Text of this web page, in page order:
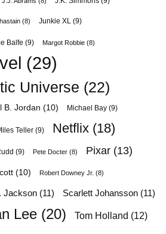
(8) Junkie XL (9)
Balfe (9) Margot Robbie (8)
(29)
Universe (22)
B. Jordan (10) Michael Bay (9)
Teller (9) Netflix (18)
(9) Pete Docter (8) Pixar (13)
(10) Robert Downey Jr. (8)
Jackson (11) Scarlett Johansson (11)
Lee (20) Tom Holland (12)